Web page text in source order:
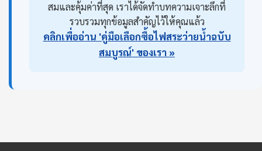
สมและคุ้มค่าที่สุด เราได้จัดทำบทความเจาะลึกที่
รวบรวมทุกข้อมูลสำคัญไว้ให้คุณแล้ว
คลิกเพื่ออ่าน 'คู่มือเลือกซื้อไฟสระว่ายน้ำฉบับ
สมบูรณ์' ของเรา »